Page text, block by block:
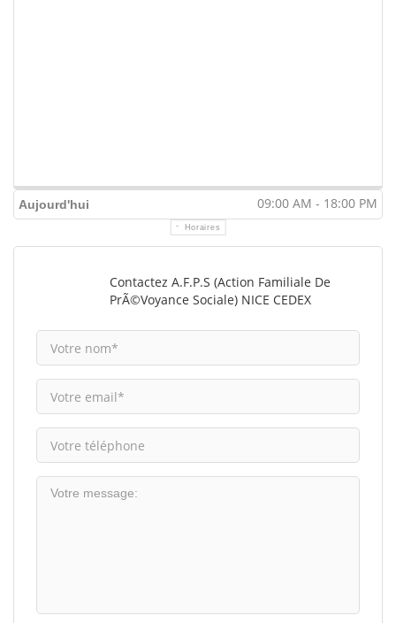
Aujourd'hui 09:00 AM - 18:00 PM
Horaires
Contactez A.F.P.S (Action Familiale De
PrÃ©voyance Sociale) NICE CEDEX